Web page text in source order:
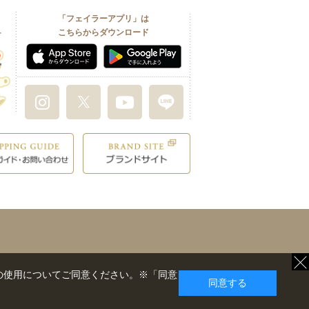
「フェイラーアプリ」は
こちらからダウンロード
使用についてご同意ください。※「同意
同意する